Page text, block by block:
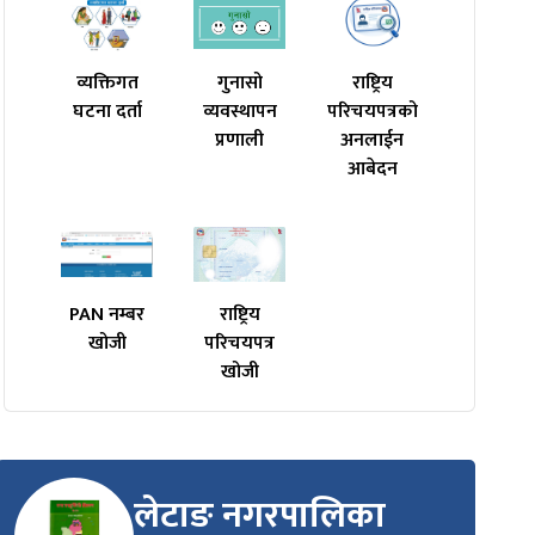
व्यक्तिगत
घटना दर्ता
गुनासो
व्यवस्थापन
प्रणाली
राष्ट्रिय
परिचयपत्रको
अनलाईन
आबेदन
PAN नम्बर
खोजी
राष्ट्रिय
परिचयपत्र
खोजी
लेटाङ नगरपालिका